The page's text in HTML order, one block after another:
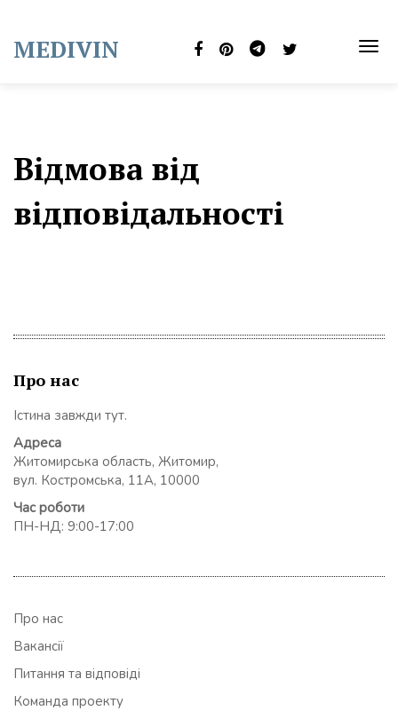
content
MEDIVIN
Відмова від
відповідальності
Про нас
Істина завжди тут.
Адреса
Житомирська область, Житомир,
вул. Костромська, 11А, 10000
Час роботи
ПН-НД: 9:00-17:00
Про нас
Вакансії
Питання та відповіді
Команда проекту